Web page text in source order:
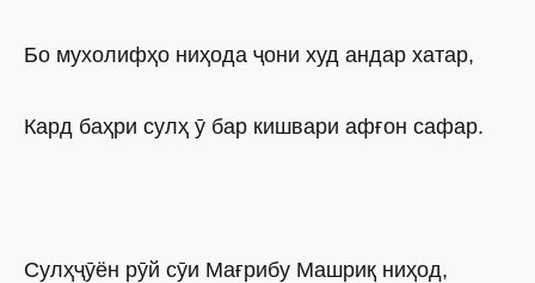
Бо мухолифҳо ниҳода ҷони худ андар хатар,
Кард баҳри сулҳ ӯ бар кишвари афғон сафар.
Сулҳҷӯён рӯй сӯи Мағрибу Машриқ ниҳод,